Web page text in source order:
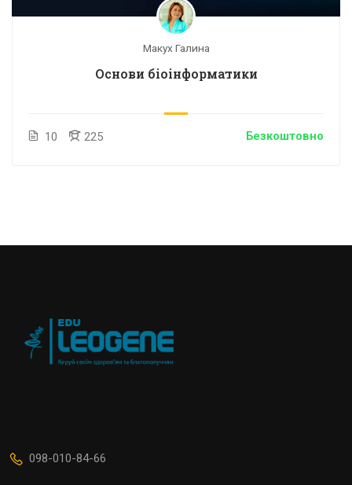
Макух Галина
Основи біоінформатики
10 225 Безкоштовно
098-010-84-66